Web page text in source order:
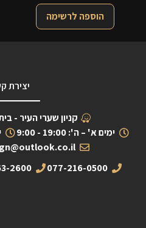
הוספה לרשימה
יצירת
קניון שערי העיר -
ימים א' – ה': 19:00 - 9:00
077-216-0500
2600